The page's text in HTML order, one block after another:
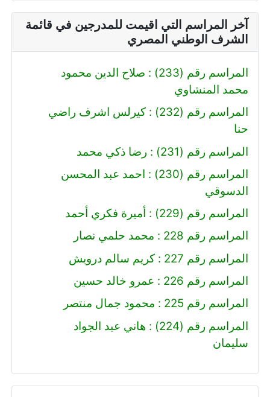
آخر المراسم التي اقيمت للمدرجين في قائمة
الشرف الوطني المصري
المراسم رقم (233) : صلاح الدين محمود
محمد المنشاوي
المراسم رقم (232) : كيرلس اشرف راضي
حنا
المراسم رقم (231) : رضا ذكي محمد
المراسم رقم (230) : احمد عبد المحسن
الدسوقي
المراسم رقم (229) : أميرة فكري أحمد
المراسم رقم 228 : محمد حلمي نصار
المراسم رقم 227 : كريم سالم درويش
المراسم رقم 226 : عمرو خالد حسين
المراسم رقم 225 : محمود جمال منتصر
المراسم رقم (224) : هاني عبد الجواد
سليمان